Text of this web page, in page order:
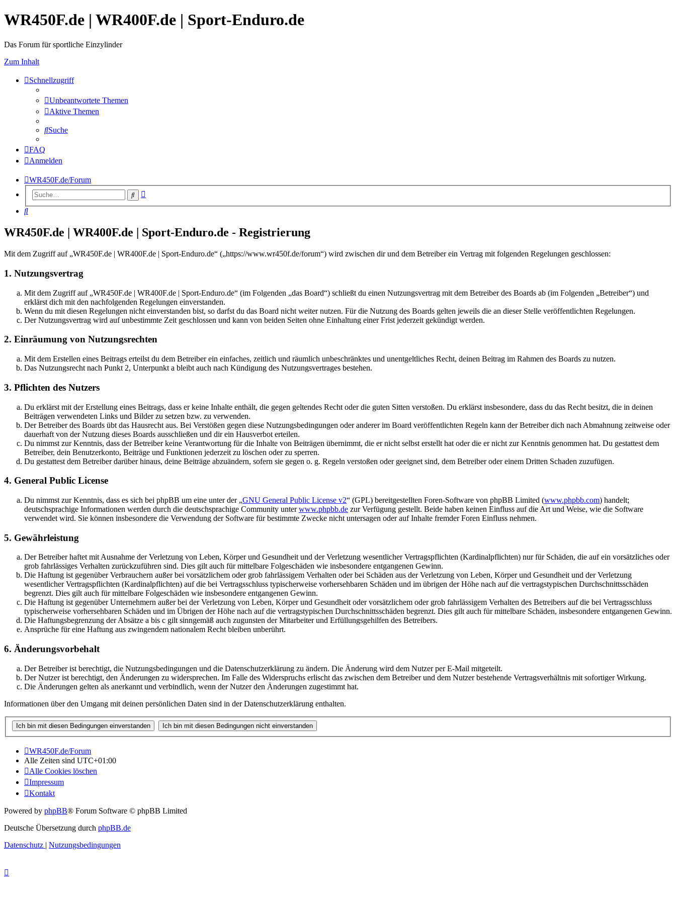
WR450F.de | WR400F.de | Sport-Enduro.de
Das Forum für sportliche Einzylinder
Zum Inhalt
Schnellzugriff
Unbeantwortete Themen
Aktive Themen
Suche
FAQ
Anmelden
WR450F.de/Forum
Suche
Suche
WR450F.de | WR400F.de | Sport-Enduro.de - Registrierung
Mit dem Zugriff auf „WR450F.de | WR400F.de | Sport-Enduro.de“ („https://www.wr450f.de/forum“) wird zwischen dir und dem Betreiber ein Vertrag mit folgenden Regelungen geschlossen:
1. Nutzungsvertrag
Mit dem Zugriff auf „WR450F.de | WR400F.de | Sport-Enduro.de“ (im Folgenden „das Board“) schließt du einen Nutzungsvertrag mit dem Betreiber des Boards ab (im Folgenden „Betreiber“) und
erklärst dich mit den nachfolgenden Regelungen einverstanden.
Wenn du mit diesen Regelungen nicht einverstanden bist, so darfst du das Board nicht weiter nutzen. Für die Nutzung des Boards gelten jeweils die an dieser Stelle veröffentlichten Regelungen.
Der Nutzungsvertrag wird auf unbestimmte Zeit geschlossen und kann von beiden Seiten ohne Einhaltung einer Frist jederzeit gekündigt werden.
2. Einräumung von Nutzungsrechten
Mit dem Erstellen eines Beitrags erteilst du dem Betreiber ein einfaches, zeitlich und räumlich unbeschränktes und unentgeltliches Recht, deinen Beitrag im Rahmen des Boards zu nutzen.
Das Nutzungsrecht nach Punkt 2, Unterpunkt a bleibt auch nach Kündigung des Nutzungsvertrages bestehen.
3. Pflichten des Nutzers
Du erklärst mit der Erstellung eines Beitrags, dass er keine Inhalte enthält, die gegen geltendes Recht oder die guten Sitten verstoßen. Du erklärst insbesondere, dass du das Recht besitzt, die in deinen
Beiträgen verwendeten Links und Bilder zu setzen bzw. zu verwenden.
Der Betreiber des Boards übt das Hausrecht aus. Bei Verstößen gegen diese Nutzungsbedingungen oder anderer im Board veröffentlichten Regeln kann der Betreiber dich nach Abmahnung zeitweise oder
dauerhaft von der Nutzung dieses Boards ausschließen und dir ein Hausverbot erteilen.
Du nimmst zur Kenntnis, dass der Betreiber keine Verantwortung für die Inhalte von Beiträgen übernimmt, die er nicht selbst erstellt hat oder die er nicht zur Kenntnis genommen hat. Du gestattest dem
Betreiber, dein Benutzerkonto, Beiträge und Funktionen jederzeit zu löschen oder zu sperren.
Du gestattest dem Betreiber darüber hinaus, deine Beiträge abzuändern, sofern sie gegen o. g. Regeln verstoßen oder geeignet sind, dem Betreiber oder einem Dritten Schaden zuzufügen.
4. General Public License
Du nimmst zur Kenntnis, dass es sich bei phpBB um eine unter der „GNU General Public License v2“ (GPL) bereitgestellten Foren-Software von phpBB Limited (www.phpbb.com) handelt;
deutschsprachige Informationen werden durch die deutschsprachige Community unterwww.phpbb.de zur Verfügung gestellt. Beide haben keinen Einfluss auf die Art und Weise, wie die Software
verwendet wird. Sie können insbesondere die Verwendung der Software für bestimmte Zwecke nicht untersagen oder auf Inhalte fremder Foren Einfluss nehmen.
5. Gewährleistung
Der Betreiber haftet mit Ausnahme der Verletzung von Leben, Körper und Gesundheit und der Verletzung wesentlicher Vertragspflichten (Kardinalpflichten) nur für Schäden, die auf ein vorsätzliches oder
grob fahrlässiges Verhalten zurückzuführen sind. Dies gilt auch für mittelbare Folgeschäden wie insbesondere entgangenen Gewinn.
Die Haftung ist gegenüber Verbrauchern außer bei vorsätzlichem oder grob fahrlässigem Verhalten oder bei Schäden aus der Verletzung von Leben, Körper und Gesundheit und der Verletzung
wesentlicher Vertragspflichten (Kardinalpflichten) auf die bei Vertragsschluss typischerweise vorhersehbaren Schäden und im übrigen der Höhe nach auf die vertragstypischen Durchschnittsschäden
begrenzt. Dies gilt auch für mittelbare Folgeschäden wie insbesondere entgangenen Gewinn.
Die Haftung ist gegenüber Unternehmern außer bei der Verletzung von Leben, Körper und Gesundheit oder vorsätzlichem oder grob fahrlässigem Verhalten des Betreibers auf die bei Vertragsschluss
typischerweise vorhersehbaren Schäden und im Übrigen der Höhe nach auf die vertragstypischen Durchschnittsschäden begrenzt. Dies gilt auch für mittelbare Schäden, insbesondere entgangenen Gewinn.
Die Haftungsbegrenzung der Absätze a bis c gilt sinngemäß auch zugunsten der Mitarbeiter und Erfüllungsgehilfen des Betreibers.
Ansprüche für eine Haftung aus zwingendem nationalem Recht bleiben unberührt.
6. Änderungsvorbehalt
Der Betreiber ist berechtigt, die Nutzungsbedingungen und die Datenschutzerklärung zu ändern. Die Änderung wird dem Nutzer per E-Mail mitgeteilt.
Der Nutzer ist berechtigt, den Änderungen zu widersprechen. Im Falle des Widerspruchs erlischt das zwischen dem Betreiber und dem Nutzer bestehende Vertragsverhältnis mit sofortiger Wirkung.
Die Änderungen gelten als anerkannt und verbindlich, wenn der Nutzer den Änderungen zugestimmt hat.
Informationen über den Umgang mit deinen persönlichen Daten sind in der Datenschutzerklärung enthalten.
WR450F.de/Forum
Alle Zeiten sind UTC+01:00
Alle Cookies löschen
Impressum
Kontakt
Powered by phpBB® Forum Software © phpBB Limited
Deutsche Übersetzung durch phpBB.de
Datenschutz | Nutzungsbedingungen